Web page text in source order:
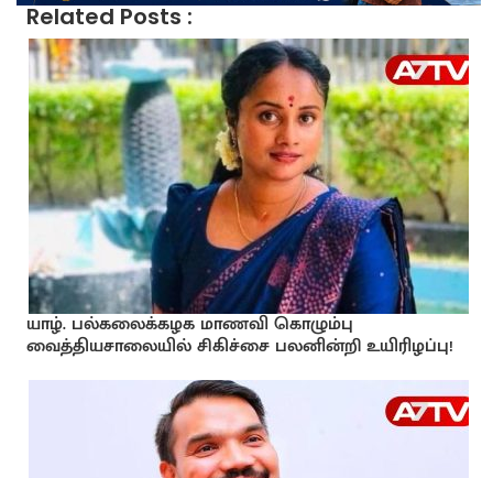
Related Posts :
யாழ். பல்கலைக்கழக மாணவி கொழும்பு
வைத்தியசாலையில் சிகிச்சை பலனின்றி உயிரிழப்பு!